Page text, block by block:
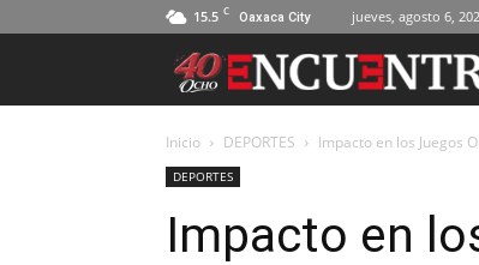
15.5 C Oaxaca City jueves, agosto 6,
Inicio DEPORTES Impacto en los Juegos
DEPORTES
Impacto en